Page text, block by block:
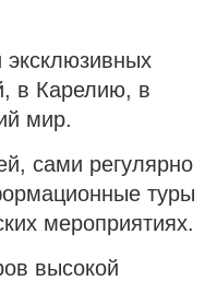
в Карелию, в
мир.
сами регулярно
туры
мероприятиях.
высокой